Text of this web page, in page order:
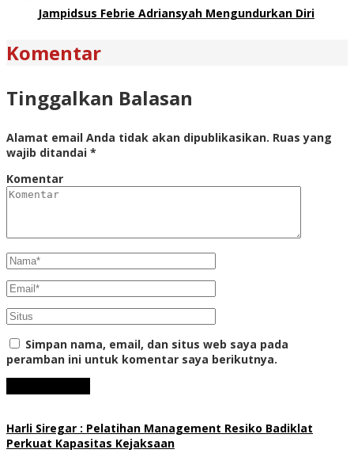
Jampidsus Febrie Adriansyah Mengundurkan Diri
Komentar
Tinggalkan Balasan
Alamat email Anda tidak akan dipublikasikan. Ruas yang
wajib ditandai *
Komentar
Simpan nama, email, dan situs web saya pada
peramban ini untuk komentar saya berikutnya.
Harli Siregar : Pelatihan Management Resiko Badiklat
Perkuat Kapasitas Kejaksaan